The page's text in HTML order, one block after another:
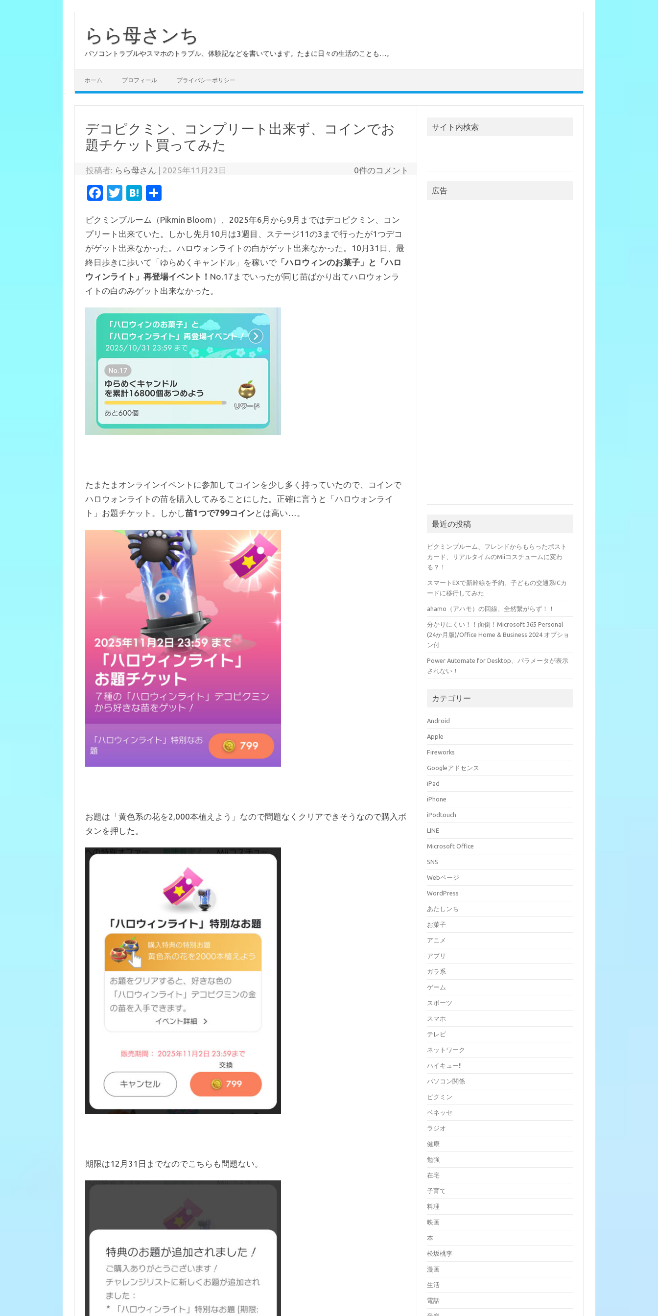
らら母さンち
パソコントラブルやスマホのトラブル、体験記などを書いています。たまに日々の生活のことも…。
ホーム プロフィール プライバシーポリシー
デコピクミン、コンプリート出来ず、コインでお
題チケット買ってみた
投稿者: らら母さん | 2025年11月23日 0件のコメント
Fa
e
b
o
o
k
T
it
te
r
H
e
n
a
ピクミンブルーム（Pikmin Bloom）、2025年6月から9月まではデコピクミン、コン
プリート出来ていた。しかし先月10月は3週目、ステージ11の3まで行ったが1つデコ
がゲット出来なかった。ハロウォンライトの白がゲット出来なかった。10月31日、最
終日歩きに歩いて「ゆらめくキャンドル」を稼いで「ハロウィンのお菓子」と「ハロ
ウィンライト」再登場イベント！ No.17までいったが同じ苗ばかり出てハロウォンラ
イトの白のみゲット出来なかった。
たまたまオンラインイベントに参加してコインを少し多く持っていたので、コインで
ハロウォンライトの苗を購入してみることにした。正確に言うと「ハロウォンライ
ト」お題チケット。しかし苗1つで799コインとは高い…。
お題は「黄色系の花を2,000本植えよう」なので問題なくクリアできそうなので購入ボ
タンを押した。
期限は12月31日までなのでこちらも問題ない。
サイト内検索
広告
最近の投稿
ピクミンブルーム、フレンドからもらったポスト
カード、リアルタイムのMiiコスチュームに変わ
る？！
スマートEXで新幹線を予約、子どもの交通系ICカ
ードに移行してみた
ahamo（アハモ）の回線、全然繋がらず！！
分かりにくい！！面倒！Microsoft 365 Personal
(24か月版)/Office Home & Business 2024 オプショ
ン付
Power Automate for Desktop、パラメータが表示
されない！
カテゴリー
Android
Apple
Fireworks
Googleアドセンス
iPad
iPhone
iPodtouch
LINE
Microsoft Office
SNS
Webページ
WordPress
あたしンち
お菓子
アニメ
アプリ
ガラ系
ゲーム
スポーツ
スマホ
テレビ
ネットワーク
ハイキュー!!
パソコン関係
ピクミン
ベネッセ
ラジオ
健康
勉強
在宅
子育て
料理
映画
本
松坂桃李
漫画
生活
電話